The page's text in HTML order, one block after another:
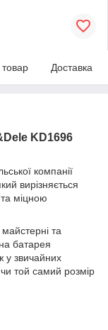
товар Доставка
KD1696
компанії
вирізняється
міцною
та
батарея
у звичайних
той самий розмір